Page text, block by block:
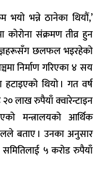
भयो भन्ने ठानेका थियौं,’
कोरोना संक्रमण तीव्र हुन
छलफल भइरहेको
निर्माण गरिएका ४ सय
हटाइएको थियो । गत वर्ष
लाख रुपैयाँ क्वारेन्टाइन
मन्त्रालयको आर्थिक
बताए । उनका अनुसार
५ करोड रुपैयाँ